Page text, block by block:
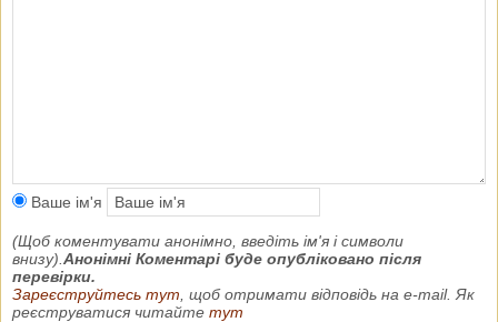
Ваше ім'я
(Щоб коментувати анонімно, введіть ім'я і символи
внизу). Анонімні Коментарі буде опубліковано після
перевірки.
Зареєструйтесь тут , щоб отримати відповідь на e-mail. Як
реєструватися читайте тут